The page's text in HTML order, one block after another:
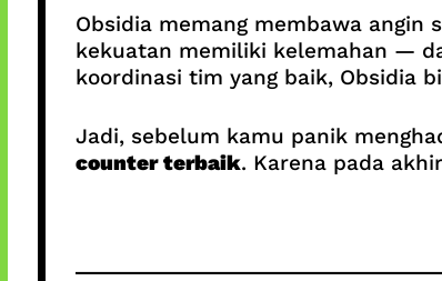
Obsidia memang membawa angin
kekuatan memiliki kelemahan —
koordinasi tim yang baik, Obsidia
Jadi, sebelum kamu panik
counter terbaik. Karena pada